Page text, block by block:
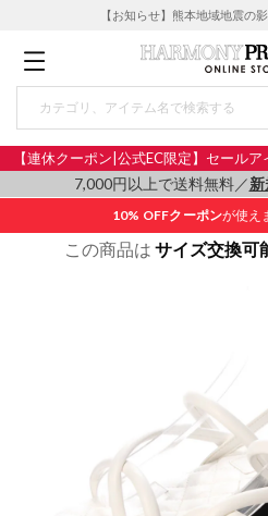
【お知らせ】熊本地域地震の
【連休クーポン|公式EC限定】セール
7,000円以上で送料無料／
10% OFFクーポンが使え
この商品は サイズ交換可